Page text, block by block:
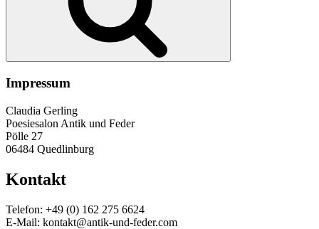
Impressum
Claudia Gerling
Poesiesalon Antik und Feder
Pölle 27
06484 Quedlinburg
Kontakt
Telefon: +49 (0) 162 275 6624
E-Mail: kontakt@antik-und-feder.com